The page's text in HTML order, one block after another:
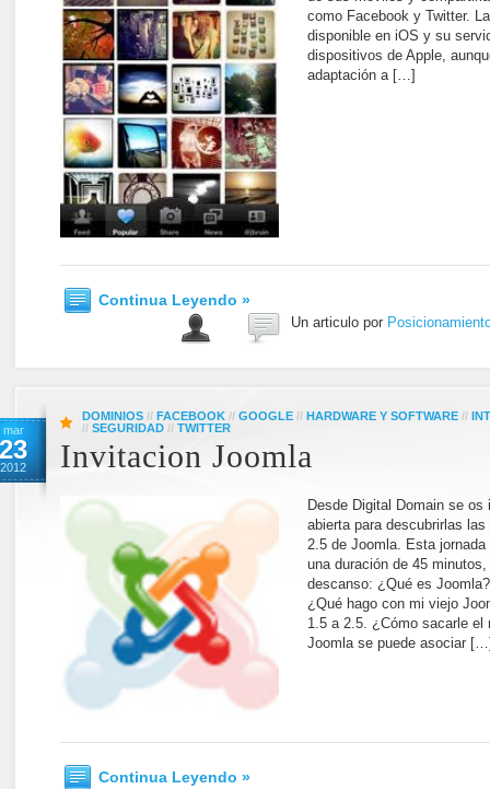
como Facebook y Twitter.
disponible en iOS y su
dispositivos de Apple,
adaptación a […]
Continua Leyendo »
Un articulo por
mar
23
2012
DOMINIOS // FACEBOOK // GOOGLE // HARDWARE Y SOFTWARE //
// SEGURIDAD // TWITTER
Invitacion Joomla
Desde Digital Domain se
abierta para descubrirlas
2.5 de Joomla. Esta
una duración de 45
descanso: ¿Qué es
¿Qué hago con mi viejo
1.5 a 2.5. ¿Cómo sacarle el
Joomla se puede asociar
Continua Leyendo »